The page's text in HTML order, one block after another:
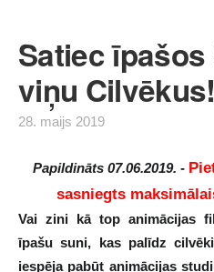
Satiec
viņu Cilvēkus!
28. maijs 2019
Papildināts 07.06.2019. -
sasniegts
Vai zini kā top animācijas
īpašu suni, kas palīdz
iespēja pabūt animācijas